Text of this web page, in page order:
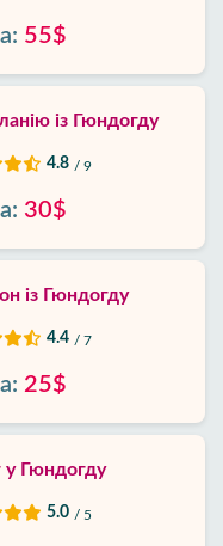
55$
із Гюндогду
4.8 / 9
30$
із Гюндогду
4.4 / 7
25$
у Гюндогду
5.0 / 5